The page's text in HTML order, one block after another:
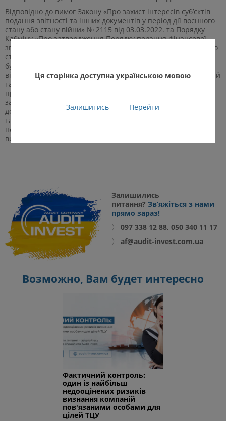
Відповідно до вимог Закону «Про захист інтересів суб’єктів
подання звітності та інших документів у період дії воєнного
стану або стану війни» № 2115 від 03.03.2022. та Порядку
Кабміну «Про затвердження Порядку подання фінансової
звітності» № 419 від 28.02.2000 зв’язку з введенням воєнного
стану в Україні юридичні особи подають фінансові звіти та
будь-які інші документи, подання яких вимагається
відповідно до норм чинного законодавства в документальній
та/або в електронній формі, протягом трьох місяців після
припинення чи скасування воєнного стану або стану війни
за весь період неподання звітності чи обов’язку подати
документи. Одночасно не застосовується адміністративна
та/або кримінальна відповідальність за неподання чи
несвоєчасне подання звітності та/або документів,
визначених цим Законом.
Залишились
питання? Зв’яжіться з нами
прямо зараз!
〉
097 338 12 88, 050 340 11 17
〉
af@audit-invest.com.ua
Возможно, Вам будет интересно
Фактичний контроль:
один із найбільш
недооцінених ризиків
визнання компаній
пов'язаними особами для
цілей ТЦУ
Ця сторінка доступна українською мовою
Залишитись Перейти